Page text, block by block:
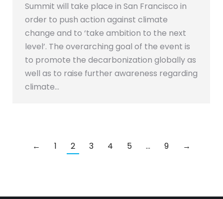
Summit will take place in San Francisco in
order to push action against climate
change and to ‘take ambition to the next
level’. The overarching goal of the event is
to promote the decarbonization globally as
well as to raise further awareness regarding
climate…
← 1 2 3 4 5 … 9 →